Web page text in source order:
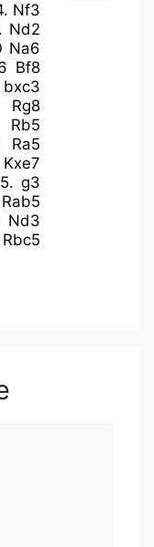
Nf3
Nd2
Na6
Bf8
bxc3
Rg8
Rb5
Ra5
Kxe7
g3
Rab5
Nd3
Rbc5